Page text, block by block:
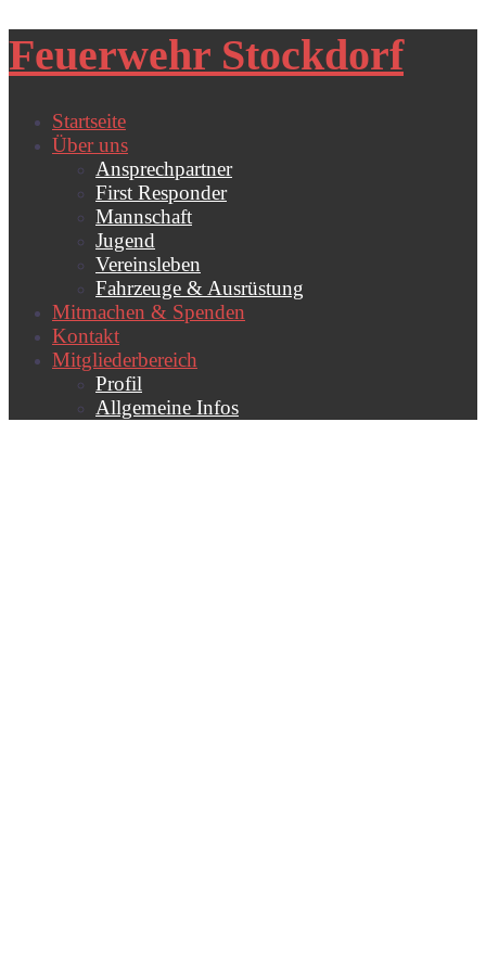
Feuerwehr Stockdorf
Startseite
Über uns
Ansprechpartner
First Responder
Mannschaft
Jugend
Vereinsleben
Fahrzeuge & Ausrüstung
Mitmachen & Spenden
Kontakt
Mitgliederbereich
Profil
Allgemeine Infos